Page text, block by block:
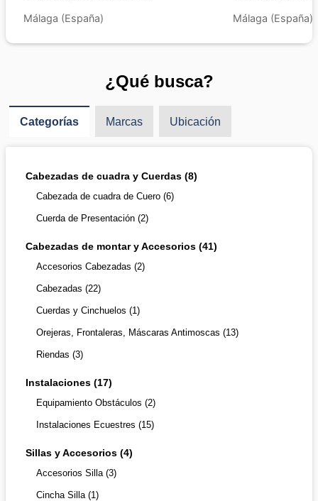
Málaga (España) Málaga (España)
¿Qué busca?
Categorías Marcas Ubicación
Cabezadas de cuadra y Cuerdas (8)
Cabezada de cuadra de Cuero (6)
Cuerda de Presentación (2)
Cabezadas de montar y Accesorios (41)
Accesorios Cabezadas (2)
Cabezadas (22)
Cuerdas y Cinchuelos (1)
Orejeras, Frontaleras, Máscaras Antimoscas (13)
Riendas (3)
Instalaciones (17)
Equipamiento Obstáculos (2)
Instalaciones Ecuestres (15)
Sillas y Accesorios (4)
Accesorios Silla (3)
Cincha Silla (1)